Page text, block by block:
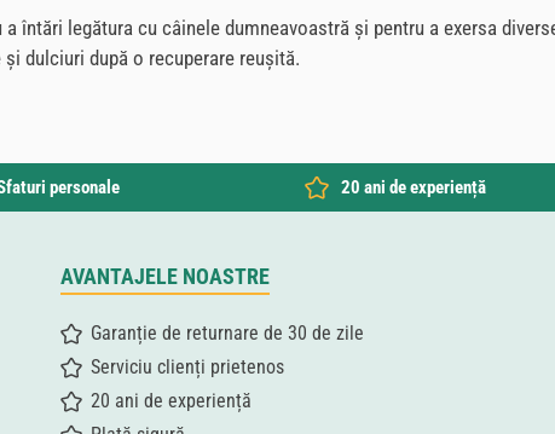
întări legătura cu câinele dumneavoastră și pentru a exersa
dulciuri după o recuperare reușită.
personale 20 ani de experiență
AVANTAJELE NOASTRE
Garanție de returnare de 30 de zile
Serviciu clienți prietenos
20 ani de experiență